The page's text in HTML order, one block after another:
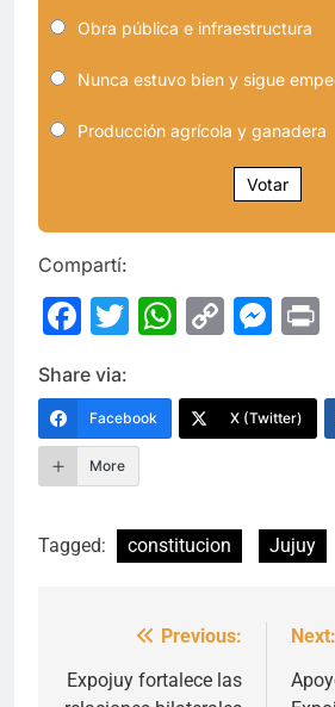
Obra pública e infraestructura
Nunca estuvo bien y sigue
Producción agrícola y ganadera
Votar
Compartí:
Facebook
TwitterCopy
Share via:
Facebook X (Twitter)
More
Tagged: constitucion Jujuy
Navegación
de
Previous:
Expojuy fortalece las
Next: